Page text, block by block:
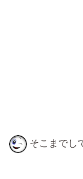
そこまでし